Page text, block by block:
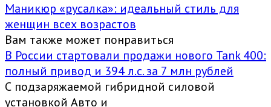
Маникюр «русалка»: идеальный стиль для
женщин всех возрастов
Вам также может понравиться
В России стартовали продажи нового Tank 400:
полный привод и 394 л.с. за 7 млн рублей
С подзаряжаемой гибридной силовой
установкой Авто и